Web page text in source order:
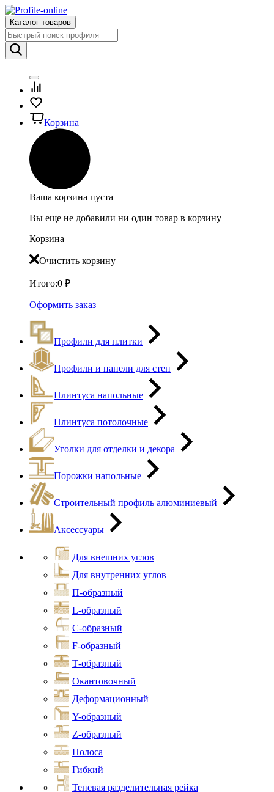
Каталог товаров
Корзина
Ваша корзина пуста
Вы еще не добавили ни один товар в корзину
Корзина
Очистить корзину
Итого:0 ₽
Оформить заказ
Профили для плитки
Профили и панели для стен
Плинтуса напольные
Плинтуса потолочные
Уголки для отделки и декора
Порожки напольные
Строительный профиль алюминиевый
Аксессуары
Для внешних углов
Для внутренних углов
П-образный
L-образный
С-образный
F-образный
Т-образный
Окантовочный
Деформационный
Y-образный
Z-образный
Полоса
Гибкий
Теневая разделительная рейка